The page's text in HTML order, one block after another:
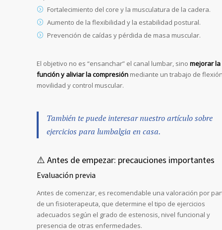
Fortalecimiento del core y la musculatura de la cadera.
Aumento de la flexibilidad y la estabilidad postural.
Prevención de caídas y pérdida de masa muscular.
El objetivo no es “ensanchar” el canal lumbar, sino mejorar la
función y aliviar la compresión mediante un trabajo de
movilidad y control muscular.
También te puede interesar nuestro artículo sobre
ejercicios para lumbalgia en casa.
⚠️ Antes de empezar: precauciones importantes
Evaluación previa
Antes de comenzar, es recomendable una valoración por
de un fisioterapeuta, que determine el tipo de ejercicios
adecuados según el grado de estenosis, nivel funcional y
presencia de otras enfermedades.